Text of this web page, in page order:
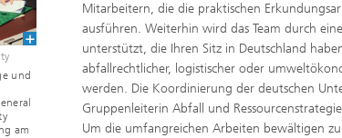
und
am
Mitarbeitern, die die praktischen
ausführen. Weiterhin wird das Team durch
unterstützt, die Ihren Sitz in Deutschland
abfallrechtlicher, logistischer oder
werden. Die Koordinierung der deutschen
Gruppenleiterin Abfall und
Um die umfangreichen Arbeiten bewältigen